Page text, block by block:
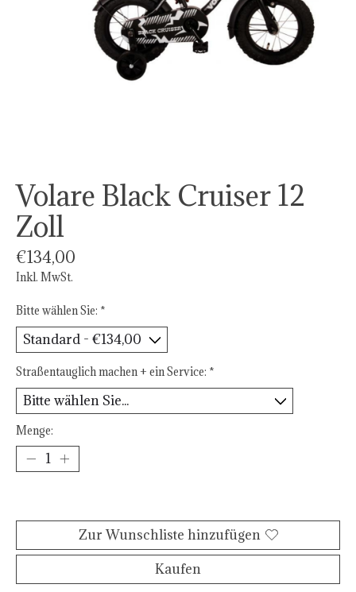
Volare Black Cruiser 12
Zoll
€134,00
Inkl. MwSt.
Bitte wählen Sie: *
Straßentauglich machen + ein Service: *
Menge:
Zur Wunschliste hinzufügen
Kaufen